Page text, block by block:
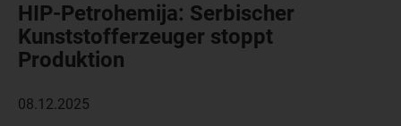
HIP-Petrohemija: Serbischer
Kunststofferzeuger stoppt
Produktion
08.12.2025